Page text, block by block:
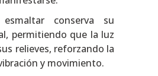
conserva su
permitiendo que la luz
relieves, reforzando la
y movimiento.